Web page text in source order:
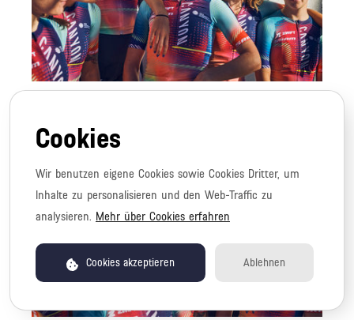
JPG
Cookies
Wir benutzen eigene Cookies sowie Cookies Dritter, um
Inhalte zu personalisieren und den Web-Traffic zu
analysieren. Mehr über Cookies erfahren
Cookies akzeptieren Ablehnen